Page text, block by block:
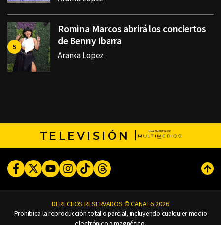
Romina Marcos abrirá los conciertos
de Benny Ibarra
Aranxa Lopez
TELEVISIÓN
FacebookTwitterYoutubeInstagram
TikTokThreads
DERECHOS RESERVADOS © CANAL 6 2026
Prohibida la reproducción total o parcial, incluyendo cualquier medio
electrónico o magnético.